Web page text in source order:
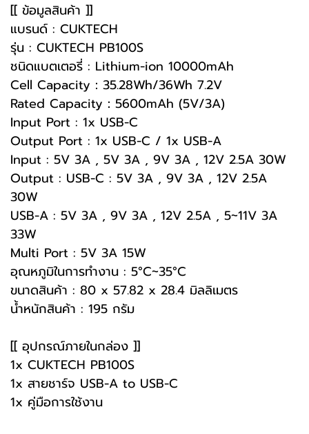
[[ ข้อมูลสินค้า ]]
แบรนด์ : CUKTECH
รุ่น : CUKTECH PB100S
ชนิดแบตเตอรี่ : Lithium-ion 10000mAh
Cell Capacity：35.28Wh/36Wh 7.2V
Rated Capacity：5600mAh (5V/3A)
Input Port : 1x USB-C
Output Port : 1x USB-C / 1x USB-A
Input : 5V 3A , 5V 3A , 9V 3A , 12V 2.5A 30W
Output : USB-C : 5V 3A , 9V 3A , 12V 2.5A
30W
USB-A : 5V 3A , 9V 3A , 12V 2.5A , 5~11V 3A
33W
Multi Port : 5V 3A 15W
อุณหภูมิในการทำงาน : 5°C~35°C
ขนาดสินค้า : 80 x 57.82 x 28.4 มิลลิเมตร
น้ำหนักสินค้า : 195 กรัม
[[ อุปกรณ์ภายในกล่อง ]]
1x CUKTECH PB100S
1x สายชาร์จ USB-A to USB-C
1x คู่มือการใช้งาน